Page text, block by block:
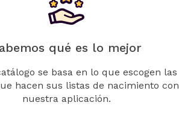
qué es lo mejor
se basa en lo que escogen las
hacen sus listas de nacimiento con
nuestra aplicación.